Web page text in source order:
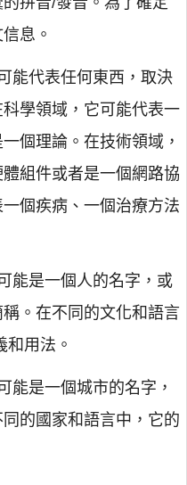
息。
能代表任何東西，取決
學領域，它可能代表一
個理論。在技術領域，
組件或者是一個網路協
個疾病、一個治療方法
能是一個人的名字，或
。在不同的文化和語言
和用法。
能是一個城市的名字，
的國家和語言中，它的